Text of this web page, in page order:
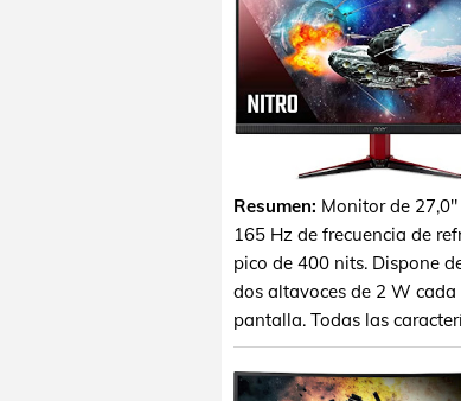
Resumen: Monitor de
165 Hz de frecuencia de
pico de 400 nits. Dispone
dos altavoces de 2 W
pantalla. Todas las